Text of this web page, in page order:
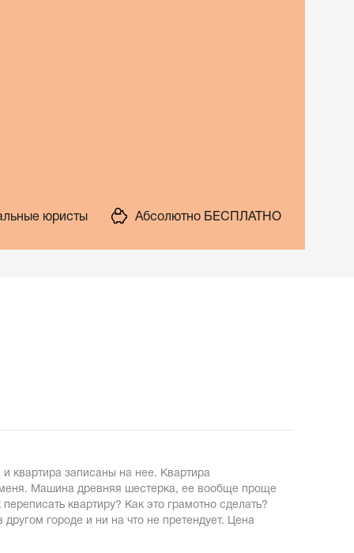
юристы Абсолютно БЕСПЛАТНО
квартира записаны на нее. Квартира
меня. Машина древняя шестерка, ее вообще проще
квартиру? Как это грамотно сделать?
городе и ни на что не претендует. Цена